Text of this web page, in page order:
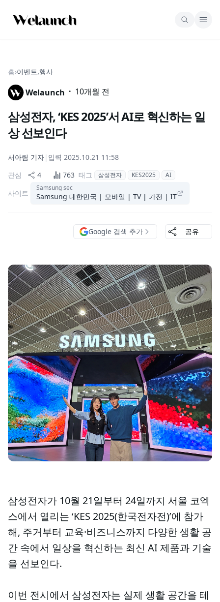
홈›이벤트,행사
Welaunch · 10개월 전
삼성전자, ‘KES 2025’서 AI로 혁신하는 일
상 선보인다
서아림 기자| 입력 2025.10.21 11:58
관심
4 763 태그 삼성전자 KES2025 AI
사이트
Samsung sec
Samsung 대한민국 | 모바일 | TV | 가전 | IT
Google 검색 추가 공유
삼성전자가 10월 21일부터 24일까지 서울 코엑
스에서 열리는 ‘KES 2025(한국전자전)’에 참가
해, 주거부터 교육·비즈니스까지 다양한 생활 공
간 속에서 일상을 혁신하는 최신 AI 제품과 기술
을 선보인다.
이번 전시에서 삼성전자는 실제 생활 공간을 테